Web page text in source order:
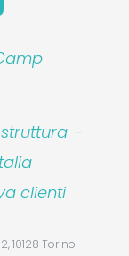
-
clienti
10128 Torino